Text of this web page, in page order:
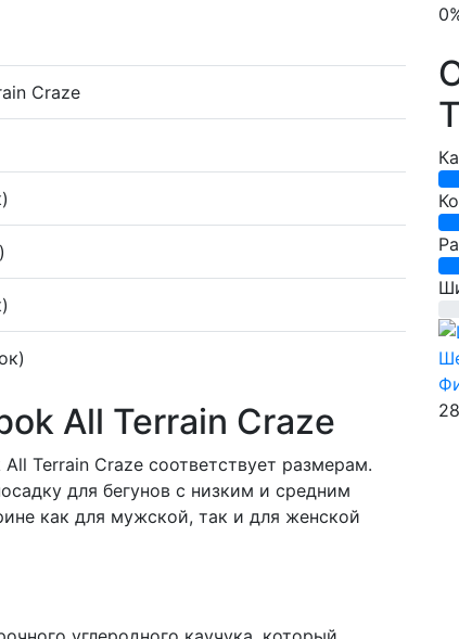
Craze
All Terrain Craze
Terrain Craze соответствует размерам.
для бегунов с низким и средним
как для мужской, так и для женской